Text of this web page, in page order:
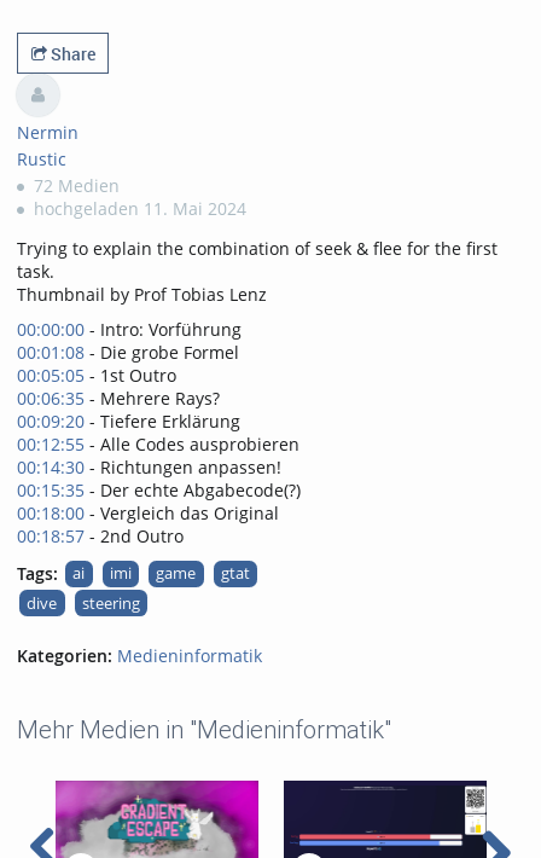
views
favorites
Share
Nermin
Rustic
72 Medien
hochgeladen 11. Mai 2024
Trying to explain the combination of seek & flee for the first
task.
Thumbnail by Prof Tobias Lenz
00:00:00 - Intro: Vorführung
00:01:08 - Die grobe Formel
00:05:05 - 1st Outro
00:06:35 - Mehrere Rays?
00:09:20 - Tiefere Erklärung
00:12:55 - Alle Codes ausprobieren
00:14:30 - Richtungen anpassen!
00:15:35 - Der echte Abgabecode(?)
00:18:00 - Vergleich das Original
00:18:57 - 2nd Outro
Tags:
ai imi game
gtat
dive
steering
Kategorien: Medieninformatik
Mehr Medien in "Medieninformatik"